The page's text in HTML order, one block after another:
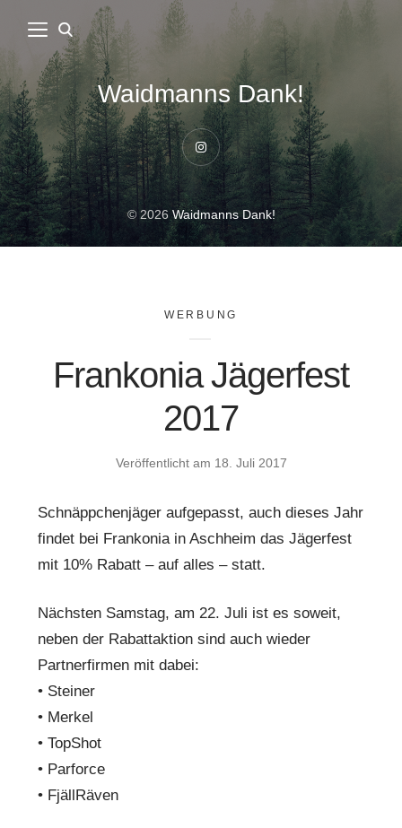
Waidmanns Dank!
Instagram
© 2026Waidmanns Dank!
WERBUNG
Frankonia Jägerfest
2017
Veröffentlicht am 18. Juli 2017
Schnäppchenjäger aufgepasst, auch dieses Jahr
findet bei Frankonia in Aschheim das Jägerfest
mit 10% Rabatt – auf alles – statt.
Nächsten Samstag, am 22. Juli ist es soweit,
neben der Rabattaktion sind auch wieder
Partnerfirmen mit dabei:
• Steiner
• Merkel
• TopShot
• Parforce
• FjällRäven